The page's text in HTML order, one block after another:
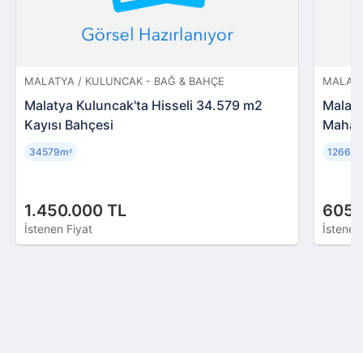
MALATYA / KULUNCAK - BAĞ & BAHÇE
Malatya Kuluncak'ta Hisseli 34.579 m2
Kayısı Bahçesi
1.450.000 TL
İstenen Fiyat
34579m²